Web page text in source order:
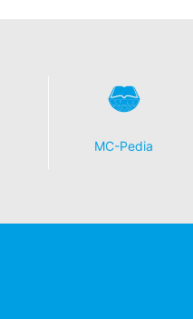
MC-Pedia